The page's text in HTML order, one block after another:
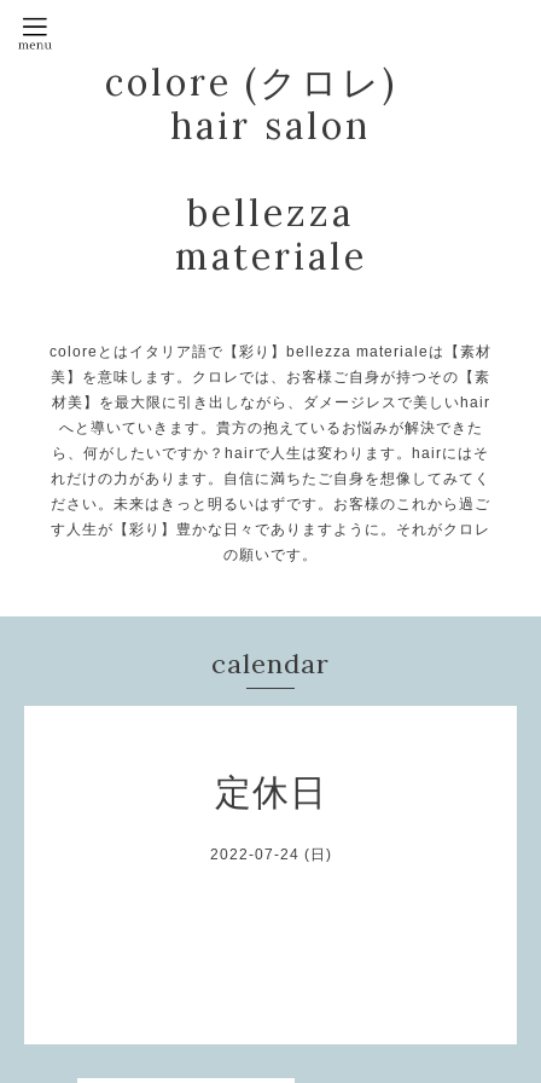
colore (クロレ)
hair salon
bellezza
materiale
coloreとはイタリア語で【彩り】bellezza materialeは【素材
美】を意味します。クロレでは、お客様ご自身が持つその【素
材美】を最大限に引き出しながら、ダメージレスで美しいhair
へと導いていきます。貴方の抱えているお悩みが解決できた
ら、何がしたいですか？hairで人生は変わります。hairにはそ
れだけの力があります。自信に満ちたご自身を想像してみてく
ださい。未来はきっと明るいはずです。お客様のこれから過ご
す人生が【彩り】豊かな日々でありますように。それがクロレ
の願いです。
calendar
定休日
2022-07-24 (日)